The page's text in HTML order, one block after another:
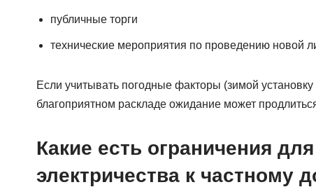
публичные торги
технические мероприятия по проведению новой
Если учитывать погодные факторы (зимой
благоприятном раскладе ожидание может
Какие есть ограничения
электричества к частному